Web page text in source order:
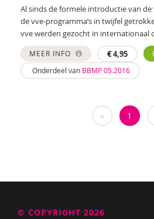
Marieke Boelhouwer
Jolien Boksebeld
Annerieke Boland
Marianne Boogaard
Caroline Boudry
Al sinds de formele introductie van
de vve-programma’s in twijfel
vve werden gezocht in internationaal
MEER INFO €4,95
Onderdeel van BBMP 05.2016
« 1
© COPYRIGHT 2026